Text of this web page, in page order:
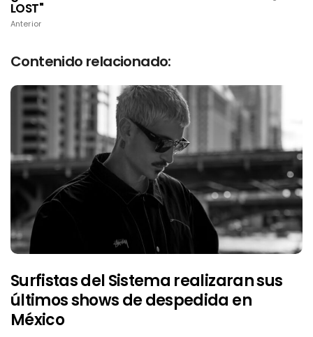
LOST"
Anterior
Contenido relacionado:
Surfistas del Sistema realizaran sus
últimos shows de despedida en
México